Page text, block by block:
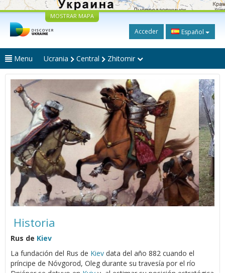
MOSTRAR MAPA
Acceder Español
Menu Ucrania Central Zhitomir
Historia
Rus de Kiev
La fundación del Rus de Kiev data del año 882 cuando el
príncipe de Nóvgorod, Oleg durante su travesía por el río